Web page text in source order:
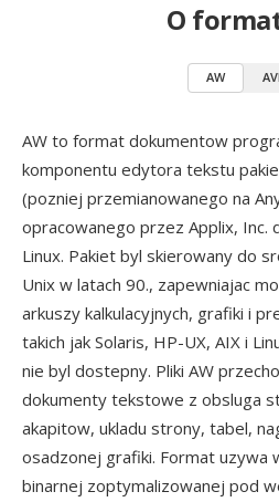
O
AW
AW to format dokumentow
komponentu edytora tekstu
(pozniej przemianowanego na
opracowanego przez Applix, Inc.
Linux. Pakiet byl skierowany do
Unix w latach 90., zapewniajac
arkuszy kalkulacyjnych, grafiki i
takich jak Solaris, HP-UX, AIX i
nie byl dostepny. Pliki AW
dokumenty tekstowe z obsluga
akapitow, ukladu strony, tabel,
osadzonej grafiki. Format uzywa
binarnej zoptymalizowanej pod